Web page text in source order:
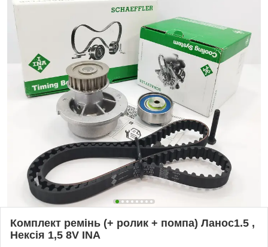
Комплект ремінь (+ ролик + помпа) Ланос1.5 ,
Нексія 1,5 8V INA